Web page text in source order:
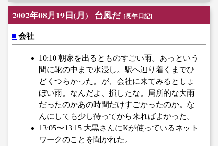
2002年08月19日(月) 台風だ [長年日記]
■ 会社
10:10 朝家を出るとものすごい雨。あっという
間に靴の中まで水浸し。駅へ辿り着くまでひ
どくつらかった。が、会社に来てみるとしょ
ぼい雨。なんだよ、損したな。局所的な大雨
だったのかあの時間だけすごかったのか。な
んにしても少し待ってから来ればよかった。
13:05〜13:15 大黒さんにKが使っているネット
ワークのことを聞かれた。